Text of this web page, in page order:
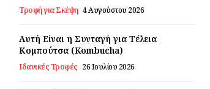
Τροφή για Σκέψη 4 Αυγούστου 2026
Αυτή Είναι η Συνταγή για Τέλεια
Κομπούτσα (Kombucha)
Ιδανικές Τροφές 26 Ιουλίου 2026